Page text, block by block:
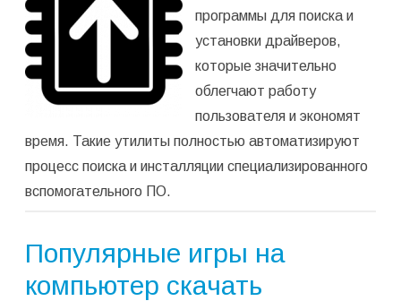
среднее:
5,00
из 5)
программы для поиска и
установки драйверов,
которые значительно
облегчают работу
пользователя и экономят
время. Такие утилиты полностью автоматизируют
процесс поиска и инсталляции специализированного
вспомогательного ПО.
Популярные игры на
компьютер скачать